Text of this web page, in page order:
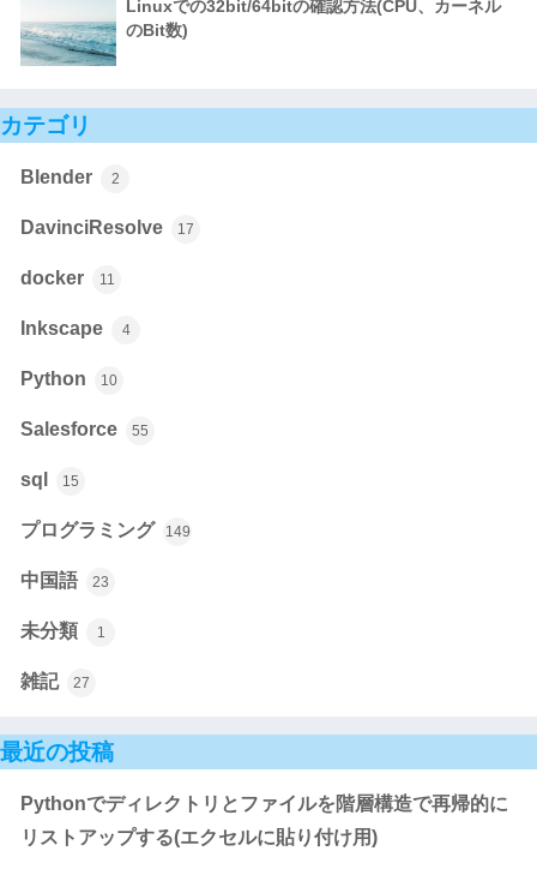
Linuxでの32bit/64bitの確認方法(CPU、カーネル
のBit数)
カテゴリ
Blender 2
DavinciResolve 17
docker 11
Inkscape 4
Python 10
Salesforce 55
sql 15
プログラミング 149
中国語 23
未分類 1
雑記 27
最近の投稿
Pythonでディレクトリとファイルを階層構造で再帰的に
リストアップする(エクセルに貼り付け用)